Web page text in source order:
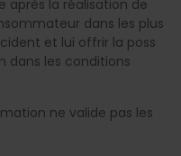
après la réalisation de
dans les plus
et lui offrir la poss
dans les conditions
ne valide pas les